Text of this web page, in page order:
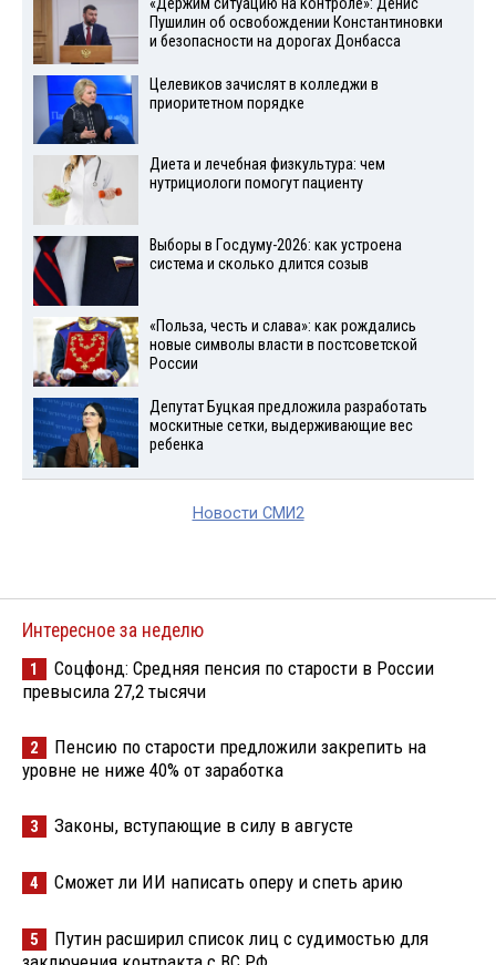
Пушилин об освобождении Константиновки
и безопасности на дорогах Донбасса
Целевиков зачислят в колледжи в
приоритетном порядке
Диета и лечебная физкультура: чем
нутрициологи помогут пациенту
Выборы в Госдуму-2026: как устроена
система и сколько длится созыв
«Польза, честь и слава»: как рождались
новые символы власти в постсоветской
России
Депутат Буцкая предложила разработать
москитные сетки, выдерживающие вес
ребенка
Новости СМИ2
Интересное за неделю
1
Соцфонд: Средняя пенсия по старости в России
превысила 27,2 тысячи
2
Пенсию по старости предложили закрепить на
уровне не ниже 40% от заработка
3 Законы, вступающие в силу в августе
4 Сможет ли ИИ написать оперу и спеть арию
5
Путин расширил список лиц с судимостью для